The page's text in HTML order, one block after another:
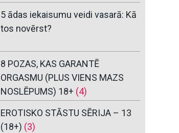
5 ādas iekaisumu veidi vasarā: Kā
tos novērst?
8 POZAS, KAS GARANTĒ
ORGASMU (PLUS VIENS MAZS
NOSLĒPUMS) 18+ (4)
EROTISKO STĀSTU SĒRIJA – 13
(18+) (3)